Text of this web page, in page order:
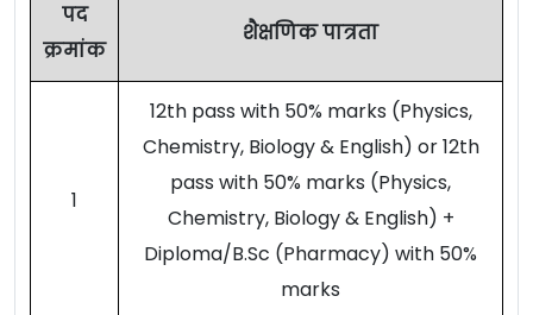
पद
क्रमांक
शैक्षणिक पात्रता
1
12th pass with 50% marks (Physics,
Chemistry, Biology & English) or 12th
pass with 50% marks (Physics,
Chemistry, Biology & English) +
Diploma/B.Sc (Pharmacy) with 50%
marks